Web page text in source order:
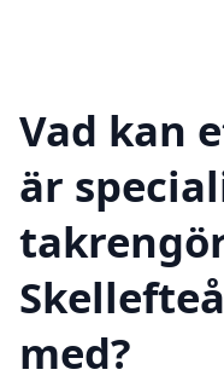
Vad kan
är
med?